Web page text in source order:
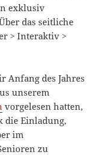
exklusiv
das seitliche
> Interaktiv >
Anfang des Jahres
unserem
vorgelesen hatten,
die Einladung,
im
zu